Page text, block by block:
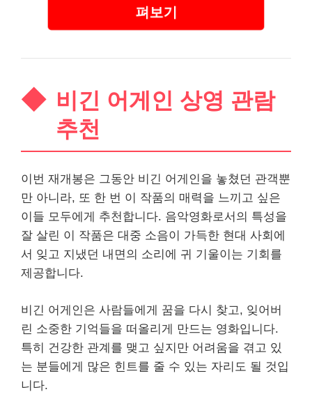
펴보기
비긴 어게인 상영 관람
추천
이번 재개봉은 그동안 비긴 어게인을 놓쳤던 관객뿐
만 아니라, 또 한 번 이 작품의 매력을 느끼고 싶은
이들 모두에게 추천합니다. 음악영화로서의 특성을
잘 살린 이 작품은 대중 소음이 가득한 현대 사회에
서 잊고 지냈던 내면의 소리에 귀 기울이는 기회를
제공합니다.
비긴 어게인은 사람들에게 꿈을 다시 찾고, 잊어버
린 소중한 기억들을 떠올리게 만드는 영화입니다.
특히 건강한 관계를 맺고 싶지만 어려움을 겪고 있
는 분들에게 많은 힌트를 줄 수 있는 자리도 될 것입
니다.